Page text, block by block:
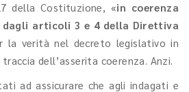
della Costituzione, «in coerenza
dagli articoli 3 e 4 della Direttiva
la verità nel decreto legislativo in
dell’asserita coerenza. Anzi.
ad assicurare che agli indagati e